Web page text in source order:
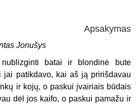
Apsakymas
Jonušys
batai ir blondinė bute
jai patikdavo, kai aš ją pririšdavau
ir kojų, o paskui įvairiais būdais
dėl jos kaifo, o paskui pamažu ir